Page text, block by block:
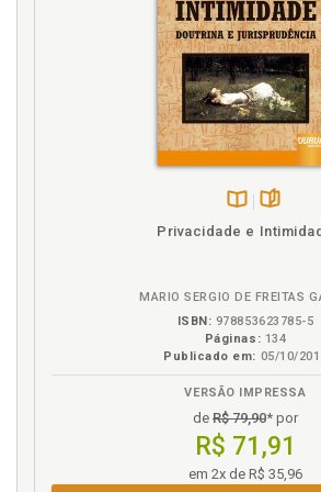
Direitos fundamentais e direitos
Direitos fundamentais,
culturais, p. 61
Direitos fundamentais. Breve
Direitos fundamentais.
direitos fundamentais, p. 63
Direitos humanos. Direitos
Estado de coisas
processos judiciais de demandas
G
Disponível
páginas
Privacidade e
MARIO SERGIO DE FREITAS
ISBN: 978853623785-5
Páginas: 134
Publicado em: 05/10/
VERSÃO IMPRESSA
de R$ 79,90* por
R$ 71,91
em 2x de R$ 35,96